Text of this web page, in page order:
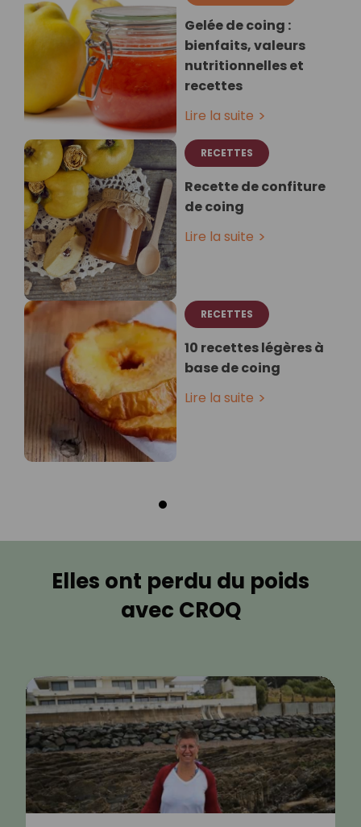
Gelée de coing :
bienfaits, valeurs
nutritionnelles et
recettes
Lire la suite
RECETTES
Recette de confiture
de coing
Lire la suite
RECETTES
10 recettes légères à
base de coing
Lire la suite
Elles ont perdu du poids
avec CROQ